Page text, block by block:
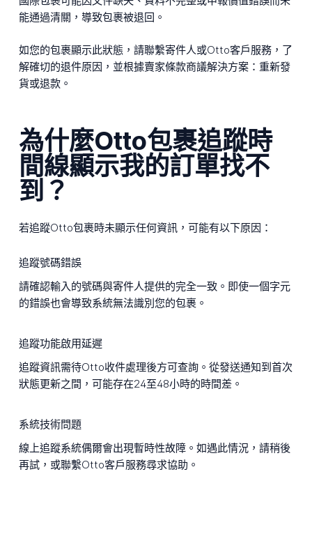
能通過清關，導致包裹被退回。
如您的包裹顯示此狀態，請聯繫寄件人或Otto客戶服務，了
解確切的退件原因，並根據賣家條款商議解決方案：重新發
貨或退款。
為什麼Otto包裹追蹤時
間線顯示我的訂單找不
到？
若追蹤Otto包裹時未顯示任何資訊，可能有以下原因：
追蹤號碼錯誤
請確認輸入的號碼與寄件人提供的完全一致。即使一個字元
的錯誤也會導致系統無法識別您的包裹。
追蹤功能啟用延遲
追蹤資訊需待Otto收件處理後方可查詢。從發送通知到首次
狀態更新之間，可能存在24至48小時的時間差。
系統技術問題
線上追蹤系統偶爾會出現暫時性故障。如遇此情況，請稍後
再試，或聯繫Otto客戶服務尋求協助。